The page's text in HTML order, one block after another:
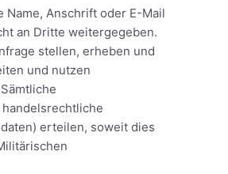
Anschrift oder E-Mail
an Dritte weitergegeben.
stellen, erheben und
und nutzen
erteilen, soweit dies